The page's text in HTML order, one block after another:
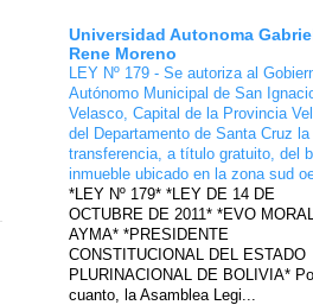
Universidad Autonoma
Rene Moreno
LEY Nº 179 - Se autoriza al
Autónomo Municipal de San
Velasco, Capital de la Provincia
del Departamento de Santa Cruz la
transferencia, a título gratuito, del
inmueble ubicado en la zona sud
*LEY Nº 179* *LEY DE 14 DE
OCTUBRE DE 2011* *EVO
AYMA* *PRESIDENTE
CONSTITUCIONAL DEL ESTADO
PLURINACIONAL DE BOLIVIA*
cuanto, la Asamblea Legi...